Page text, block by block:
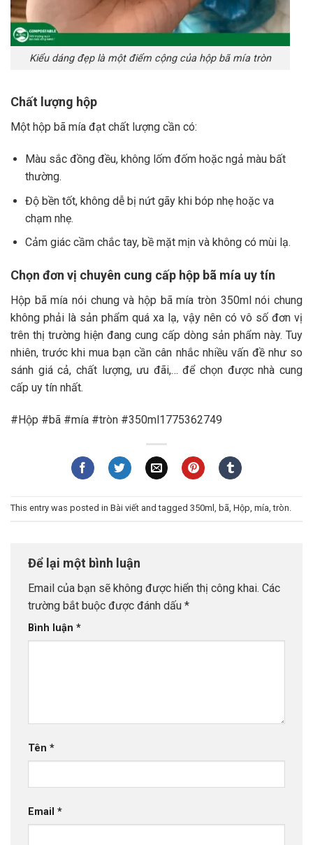
Kiểu dáng đẹp là một điểm cộng của hộp bã mía tròn
Chất lượng hộp
Một hộp bã mía đạt chất lượng cần có:
Màu sắc đồng đều, không lốm đốm hoặc ngả màu bất
thường.
Độ bền tốt, không dễ bị nứt gãy khi bóp nhẹ hoặc va
chạm nhẹ.
Cảm giác cầm chắc tay, bề mặt mịn và không có mùi lạ.
Chọn đơn vị chuyên cung cấp hộp bã mía uy tín
Hộp bã mía nói chung và hộp bã mía tròn 350ml nói chung
không phải là sản phẩm quá xa lạ, vậy nên có vô số đơn vị
trên thị trường hiện đang cung cấp dòng sản phẩm này. Tuy
nhiên, trước khi mua bạn cần cân nhắc nhiều vấn đề như so
sánh giá cả, chất lượng, ưu đãi,… để chọn được nhà cung
cấp uy tín nhất.
#Hộp #bã #mía #tròn #350ml1775362749
This entry was posted in Bài viết and tagged 350ml , bã, Hộp, mía,tròn.
Để lại một bình luận
Email của bạn sẽ không được hiển thị công khai. Các
trường bắt buộc được đánh dấu *
Bình luận *
Tên *
Email *